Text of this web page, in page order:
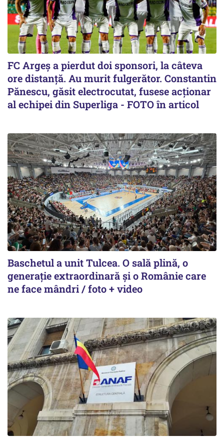
FC Argeș a pierdut doi sponsori, la câteva
ore distanță. Au murit fulgerător. Constantin
Pănescu, găsit electrocutat, fusese acționar
al echipei din Superliga - FOTO în articol
Baschetul a unit Tulcea. O sală plină, o
generație extraordinară și o Românie care
ne face mândri / foto + video